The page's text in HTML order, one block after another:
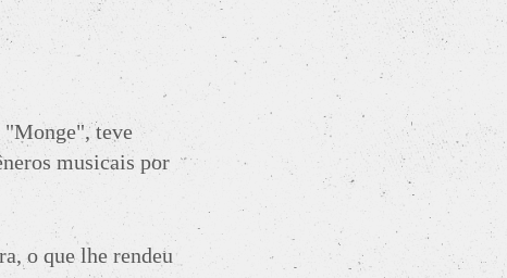
"Monge", teve
musicais por
o que lhe rendeu